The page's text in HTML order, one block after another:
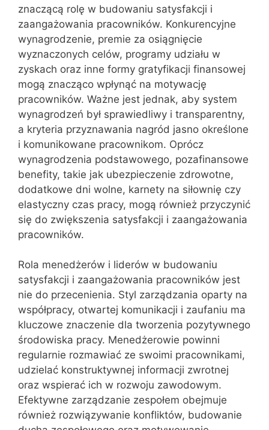
znaczącą rolę w budowaniu satysfakcji i
zaangażowania pracowników. Konkurencyjne
wynagrodzenie, premie za osiągnięcie
wyznaczonych celów, programy udziału w
zyskach oraz inne formy gratyfikacji finansowej
mogą znacząco wpłynąć na motywację
pracowników. Ważne jest jednak, aby system
wynagrodzeń był sprawiedliwy i transparentny,
a kryteria przyznawania nagród jasno określone
i komunikowane pracownikom. Oprócz
wynagrodzenia podstawowego, pozafinansowe
benefity, takie jak ubezpieczenie zdrowotne,
dodatkowe dni wolne, karnety na siłownię czy
elastyczny czas pracy, mogą również przyczynić
się do zwiększenia satysfakcji i zaangażowania
pracowników.
Rola menedżerów i liderów w budowaniu
satysfakcji i zaangażowania pracowników jest
nie do przecenienia. Styl zarządzania oparty na
współpracy, otwartej komunikacji i zaufaniu ma
kluczowe znaczenie dla tworzenia pozytywnego
środowiska pracy. Menedżerowie powinni
regularnie rozmawiać ze swoimi pracownikami,
udzielać konstruktywnej informacji zwrotnej
oraz wspierać ich w rozwoju zawodowym.
Efektywne zarządzanie zespołem obejmuje
również rozwiązywanie konfliktów, budowanie